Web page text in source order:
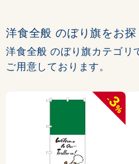
洋食全般 のぼり旗をお探
洋食全般 のぼり旗カテゴリ
ご用意しております。
-
3
%